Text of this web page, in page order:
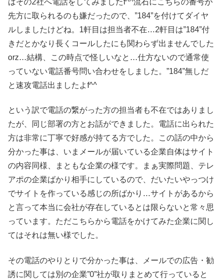
はその2社へ電話をしてみましたf^^流石にこちらの番号が
先方に取られるのも嫌だったので、”184”を付けてダイヤ
ルしましたけどね。1軒目は担当者不在…2軒目は”184”付
きだとかなり長くコールしたにも関わらず出ませんでした
orz…結構、この時点で怪しいなと…仕方ないので通常使
っていない電話番号問い合わせをしました。”184”無しだ
と速攻電話出ましたよf^^
という訳で電話の繋がった方の担当者も不在ではありまし
たが、同じ部署の方とお話ができました。電話に出られた
方は非常に丁寧で好感が持てる方でした。この話の中から
分かった事は、いまメールが届いている企業自体はサイト
の内容同様、まともな企業の様です。まぁ実際問題、テレ
アポの企業ばかり相手にしているので、だいたいやっつけ
でサイトを作っている感じの所ばかり…サイトがあるから
と言って本当に会社が存在しているとは限らないと常々思
っています。ただこちらから電話をかけてみた企業に関し
てはそれは無い様でした。
その電話のやりとりで分かった事は、メールでの広告・勧
誘に関しては別の企業”0”社が取りまとめて行っていると